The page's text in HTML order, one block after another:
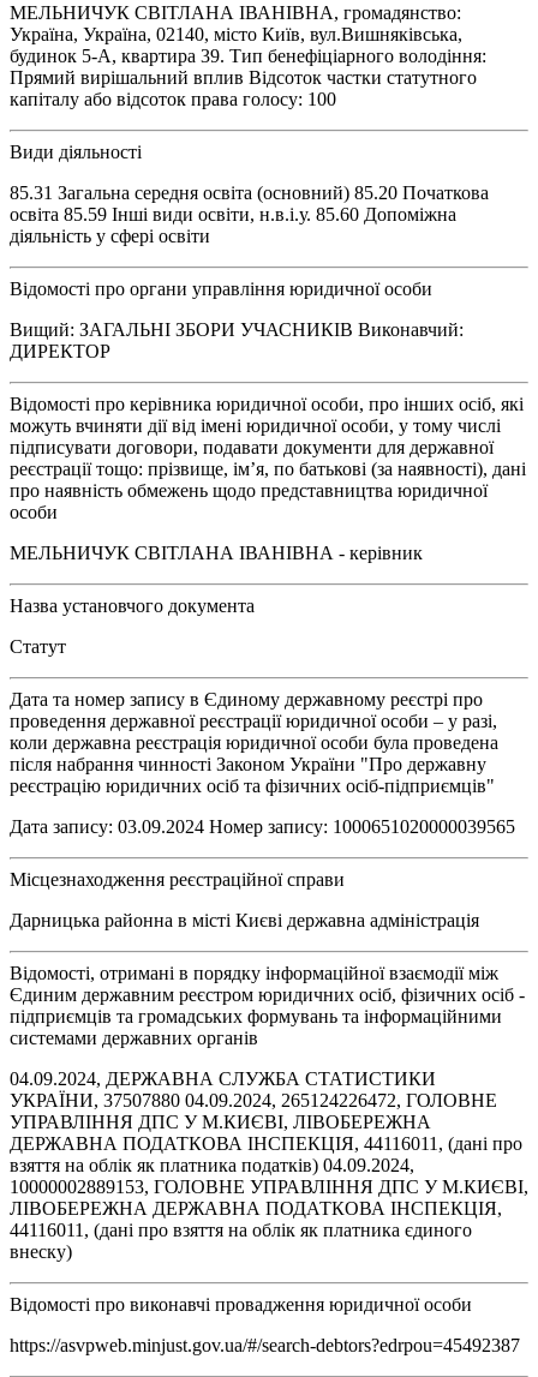
МЕЛЬНИЧУК СВІТЛАНА ІВАНІВНА, громадянство:
Україна, Україна, 02140, місто Київ, вул.Вишняківська,
будинок 5-А, квартира 39. Тип бенефіціарного володіння:
Прямий вирішальний вплив Відсоток частки статутного
капіталу або відсоток права голосу: 100
Види діяльності
85.31 Загальна середня освіта (основний) 85.20 Початкова
освіта 85.59 Інші види освіти, н.в.і.у. 85.60 Допоміжна
діяльність у сфері освіти
Відомості про органи управління юридичної особи
Вищий: ЗАГАЛЬНІ ЗБОРИ УЧАСНИКІВ Виконавчий:
ДИРЕКТОР
Відомості про керівника юридичної особи, про інших осіб, які
можуть вчиняти дії від імені юридичної особи, у тому числі
підписувати договори, подавати документи для державної
реєстрації тощо: прізвище, ім’я, по батькові (за наявності), дані
про наявність обмежень щодо представництва юридичної
особи
МЕЛЬНИЧУК СВІТЛАНА ІВАНІВНА - керівник
Назва установчого документа
Статут
Дата та номер запису в Єдиному державному реєстрі про
проведення державної реєстрації юридичної особи – у разі,
коли державна реєстрація юридичної особи була проведена
після набрання чинності Законом України "Про державну
реєстрацію юридичних осіб та фізичних осіб-підприємців"
Дата запису: 03.09.2024 Номер запису: 1000651020000039565
Місцезнаходження реєстраційної справи
Дарницька районна в місті Києві державна адміністрація
Відомості, отримані в порядку інформаційної взаємодії між
Єдиним державним реєстром юридичних осіб, фізичних осіб -
підприємців та громадських формувань та інформаційними
системами державних органів
04.09.2024, ДЕРЖАВНА СЛУЖБА СТАТИСТИКИ
УКРАЇНИ, 37507880 04.09.2024, 265124226472, ГОЛОВНЕ
УПРАВЛІННЯ ДПС У М.КИЄВІ, ЛІВОБЕРЕЖНА
ДЕРЖАВНА ПОДАТКОВА ІНСПЕКЦІЯ, 44116011, (дані про
взяття на облік як платника податків) 04.09.2024,
10000002889153, ГОЛОВНЕ УПРАВЛІННЯ ДПС У М.КИЄВІ,
ЛІВОБЕРЕЖНА ДЕРЖАВНА ПОДАТКОВА ІНСПЕКЦІЯ,
44116011, (дані про взяття на облік як платника єдиного
внеску)
Відомості про виконавчі провадження юридичної особи
https://asvpweb.minjust.gov.ua/#/search-debtors?edrpou=45492387